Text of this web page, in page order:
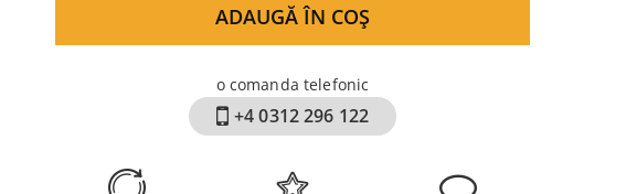
ADAUGĂ ÎN COȘ
o comanda telefonic
+4 0312 296 122